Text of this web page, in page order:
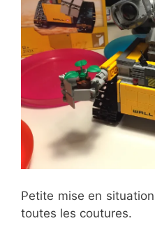
Petite mise en
toutes les coutures.